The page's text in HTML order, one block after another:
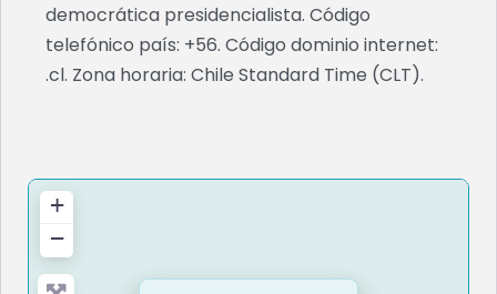
democrática presidencialista. Código
telefónico país: +56. Código dominio internet:
.cl. Zona horaria: Chile Standard Time (CLT).
+
−